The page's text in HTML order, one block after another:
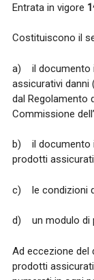
Entrata in vigore
Costituiscono il
a) il documento
assicurativi danni
dal Regolamento
Commissione
b) il documento
prodotti
c) le condizioni
d) un modulo di
Ad eccezione
prodotti